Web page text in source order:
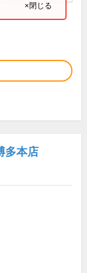
×閉じる
多本店